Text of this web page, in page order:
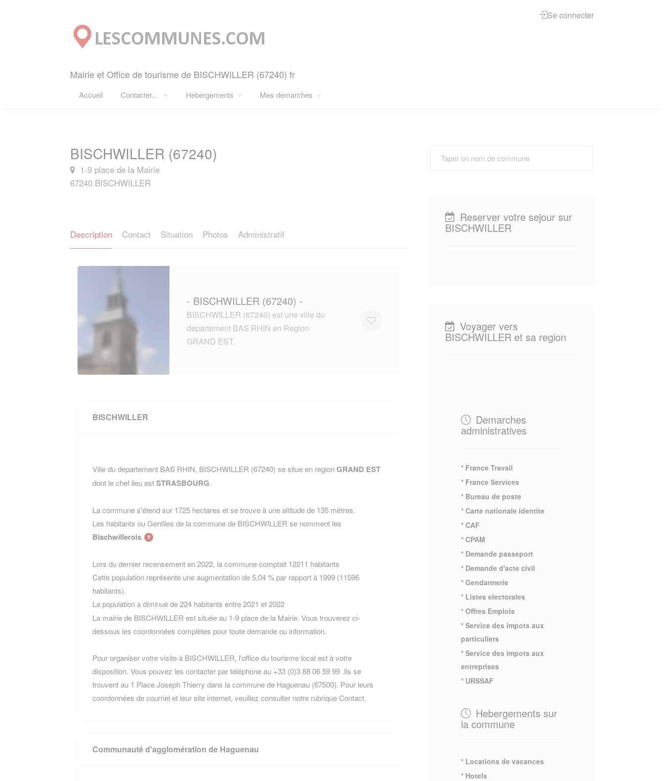
Mairie et Office de tourisme de BISCHWILLER (67240) fr
Accueil Contacter... Hebergements Mes demarches
Se connecter
BISCHWILLER (67240)
1-9 place de la Mairie
67240 BISCHWILLER
Description Contact Situation Photos Administratif
- BISCHWILLER (67240) -
BISCHWILLER (67240) est une ville du
departement BAS RHIN en Region
GRAND EST.
BISCHWILLER
Ville du departement BAS RHIN, BISCHWILLER (67240) se situe en regionGRAND EST
dont le chef lieu estSTRASBOURG.
La commune s'étend sur 1725 hectares et se trouve à une altitude de 135 mètres.
Les habitants ou Gentiles de la commune de BISCHWILLER se nomment les
Bischwillerois.
Lors du dernier recensement en 2022, la commune comptait 12211 habitants
Cette population représente une augmentation de 5,04 % par rapport à 1999 (11596
habitants).
La population a diminué de 224 habitants entre 2021 et 2022
La mairie de BISCHWILLER est située au 1-9 place de la Mairie. Vous trouverez ci-
dessous les coordonnées complètes pour toute demande ou information.
Pour organiser votre visite à BISCHWILLER, l'office du tourisme local est à votre
disposition. Vous pouvez les contacter par téléphone au +33 (0)3 88 06 59 99 .Ils se
trouvent au 1 Place Joseph Thierry dans la commune de Haguenau (67500). Pour leurs
coordonnées de courriel et leur site internet, veuillez consulter notre rubrique Contact.
Communauté d'agglomération de Haguenau
Reserver votre sejour sur
BISCHWILLER
Voyager vers
BISCHWILLER et sa region
Demarches
administratives
* France Travail
* France Services
* Bureau de poste
* Carte nationale identite
* CAF
* CPAM
* Demande passeport
* Demande d'acte civil
* Gendarmerie
* Listes electorales
* Offres Emplois
* Service des impots aux
particuliers
* Service des impots aux
entreprises
* URSSAF
Hebergements sur
la commune
* Locations de vacances
* Hotels